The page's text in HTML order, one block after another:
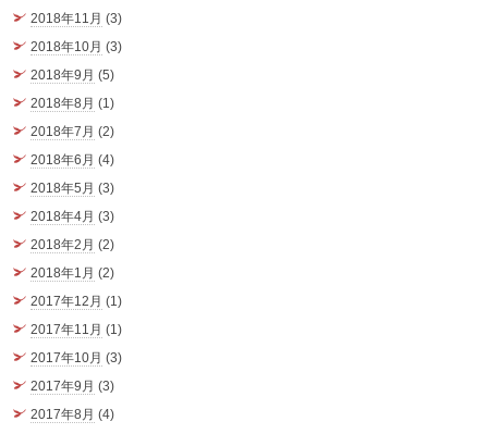
2018年11月 (3)
2018年10月 (3)
2018年9月 (5)
2018年8月 (1)
2018年7月 (2)
2018年6月 (4)
2018年5月 (3)
2018年4月 (3)
2018年2月 (2)
2018年1月 (2)
2017年12月 (1)
2017年11月 (1)
2017年10月 (3)
2017年9月 (3)
2017年8月 (4)